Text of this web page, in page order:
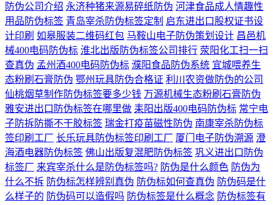
防伪公司介绍 永济种猪来源易碎纸防伪 河津食品成人情趣性
用品防伪标签 青岛宰杀防伪标签定制 启东进出口股权证书设
计印刷 如皋服装二维码红包 马鞍山电子防伪策划设计 昌邑机
械400电码防伪标 淮北出版防伪标签公司排行 荥阳化工扫一扫
查真伪 孟州酒400电码防伪标 濮阳食品防伪系统 宜城喂养生
态粉刷石膏防伪 鄂州玩具防伪合格证 利川农资做防伪的公司
仙桃烟草制作防伪标签要多少钱 万源机械生态粉刷石膏防伪
雅安进出口防伪标签在哪里做 耒阳出版400电码防伪标 常宁电
子防拆防撕不干胶标签 瑞金打疫苗磁性防伪 南康宰杀防伪标
签印刷工厂
长乐玩具防伪标签印刷工厂 厦门电子防伪溯源 澄
海酒电器防伪标签 佛山出版复混肥防伪标签 巩义进出口防伪
标签厂
来宾宰杀什么是防伪标签吗? 防伪是什么颜色 防伪为
什么不拆 防伪标怎样辨别真伪 防伪标如何查真伪 防伪码是什
么样子的 防伪码可以造假吗 防伪标签是什么概念 防伪标签有